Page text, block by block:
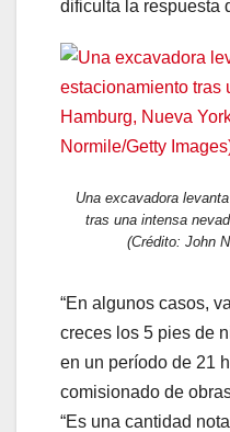
dificulta la respuesta
Una excavadora
tras una intensa
(Crédito: John
“En algunos casos,
creces los 5 pies de
en un período de 21
comisionado de
“Es una cantidad